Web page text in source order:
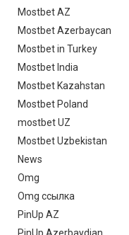
Mostbet AZ
Mostbet Azerbaycan
Mostbet in Turkey
Mostbet India
Mostbet Kazahstan
Mostbet Poland
mostbet UZ
Mostbet Uzbekistan
News
Omg
Omg ссылка
PinUp AZ
PinUp Azerbaydjan